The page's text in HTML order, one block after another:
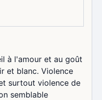
à l'amour et au goût
et blanc. Violence
surtout violence de
semblable